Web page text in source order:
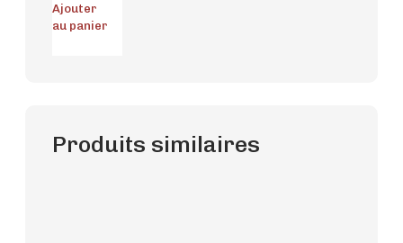
Ajouter
au panier
Produits similaires